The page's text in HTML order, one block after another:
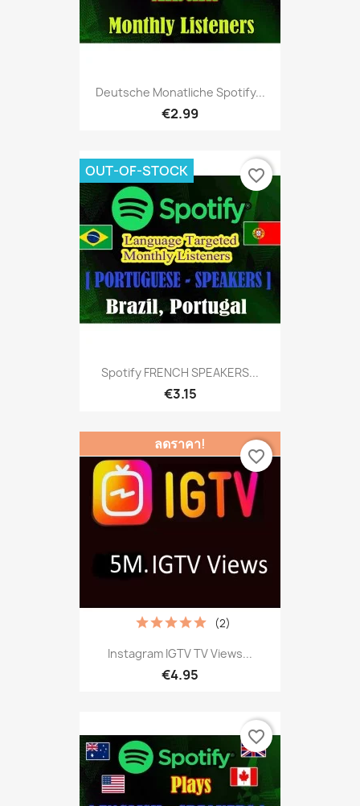
Deutsche Monatliche Spotify...
€2.99
Spotify FRENCH SPEAKERS...
€3.15
OUT-OF-STOCK favorite_border
Instagram IGTV TV Views...
€4.95
(2)
ลดราคา!
favorite_border
favorite_border